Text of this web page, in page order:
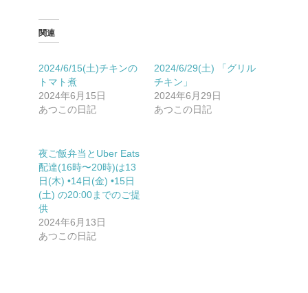
関連
2024/6/15(土)チキンの
トマト煮
2024年6月15日
あつこの日記
2024/6/29(土) 「グリル
チキン」
2024年6月29日
あつこの日記
夜ご飯弁当とUber Eats
配達(16時〜20時)は13
日(木) •14日(金) •15日
(土) の20:00までのご提
供
2024年6月13日
あつこの日記